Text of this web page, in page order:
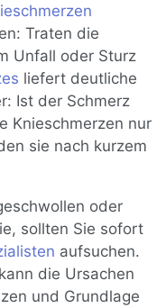
Traten die
Unfall oder Sturz
liefert deutliche
Ist der Schmerz
Knieschmerzen nur
sie nach kurzem
oder
sollten Sie sofort
aufsuchen.
die Ursachen
und Grundlage